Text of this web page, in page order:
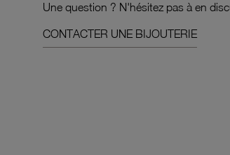
Une question ? N'hésitez pas à en
CONTACTER UNE BIJOUTERIE